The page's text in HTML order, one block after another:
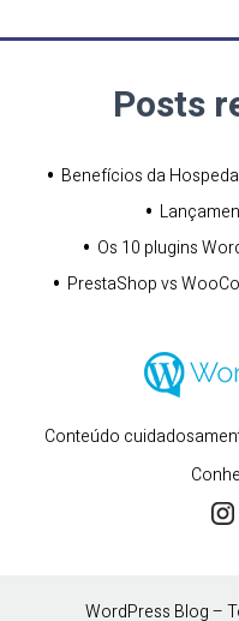
Posts
• Benefícios da
•
• Os 10 plugins
• PrestaShop vs
Conteúdo
WordPress Blog –